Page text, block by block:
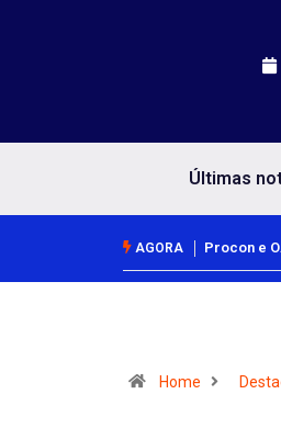
Últimas
AGORA Procon e
Home